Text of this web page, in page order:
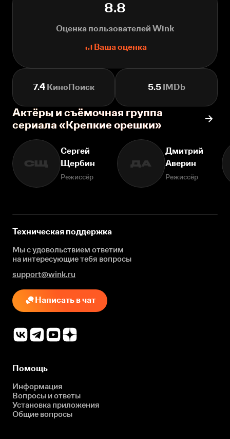
8.8
Оценка пользователей Wink
Ваша оценка
7.4 КиноПоиск 5.5IMDb
Актёры и съёмочная группа
сериала «Крепкие орешки»
СЩ
Сергей
Щербин
Режиссёр
ДА
Дмитрий
Аверин
Режиссёр
Техническая поддержка
Мы с удовольствием ответим
на интересующиетебя вопросы
support@wink.ru
Написать в чат
Помощь
Информация
Вопросы и ответы
Установка приложения
Общие вопросы